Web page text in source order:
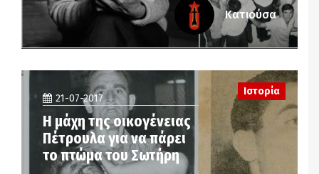
Κατιούσα
21-07-2017
Η μάχη της οικογένειας
Πέτρουλα για να πάρει
το πτώμα του Σωτήρη
Ιστορία